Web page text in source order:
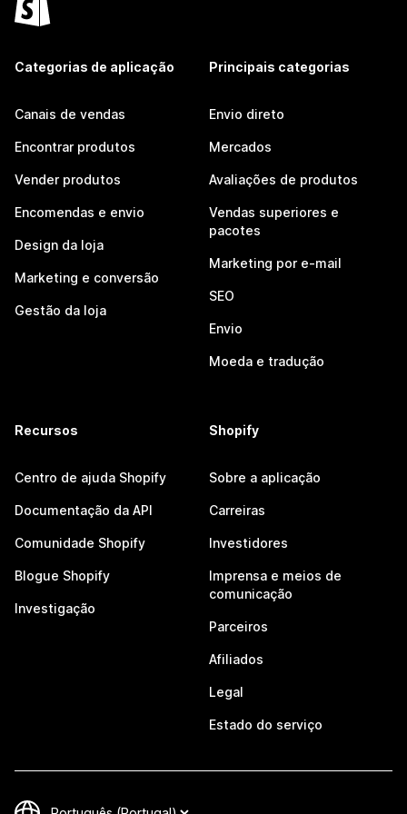
Categorias de aplicação
Canais de vendas
Encontrar produtos
Vender produtos
Encomendas e envio
Design da loja
Marketing e conversão
Gestão da loja
Principais categorias
Envio direto
Mercados
Avaliações de produtos
Vendas superiores e
pacotes
Marketing por e-mail
SEO
Envio
Moeda e tradução
Recursos
Centro de ajuda Shopify
Documentação da API
Comunidade Shopify
Blogue Shopify
Investigação
Shopify
Sobre a aplicação
Carreiras
Investidores
Imprensa e meios de
comunicação
Parceiros
Afiliados
Legal
Estado do serviço